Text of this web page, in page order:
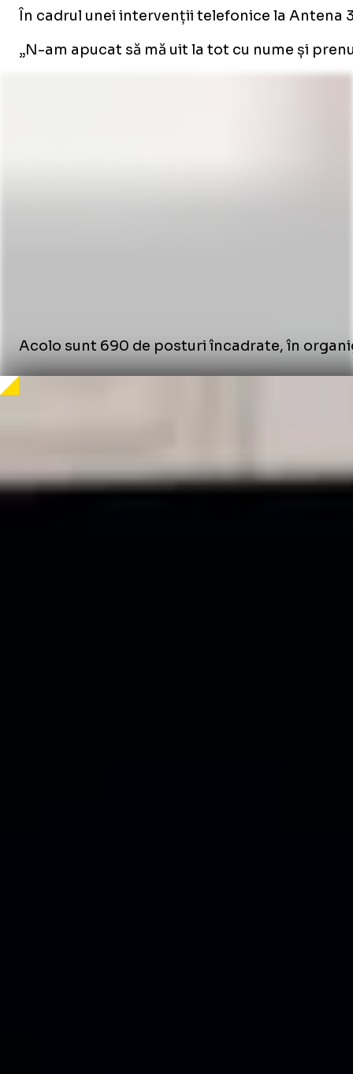
În cadrul unei intervenții telefonice la Antena
„N-am apucat să mă uit la tot cu nume și
Acolo sunt 690 de posturi încadrate, în